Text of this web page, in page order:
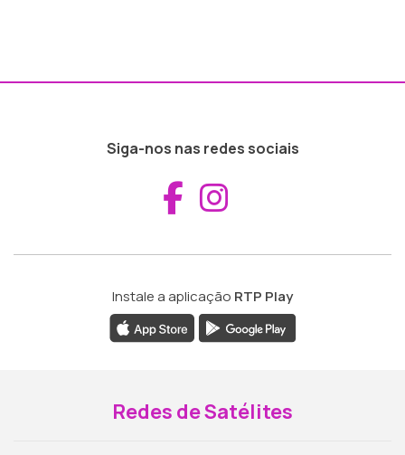
Siga-nos nas redes sociais
Aceder ao
Instale a aplicação RTP Play
Redes de Satélites